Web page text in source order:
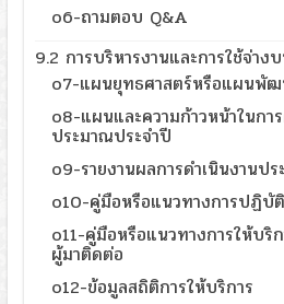
o6-ถามตอบ Q&A
9.2 การบริหารงานและการใช้จ่าง
o7-แผนยุทธศาสตร์หรือแผนพัฒ
o8-แผนและความก้าวหน้าในกา
ประมาณประจำปี
o9-รายงานผลการดำเนินงานปร
o10-คู่มือหรือแนวทางการปฏิบั
o11-คู่มือหรือแนวทางการให้บริ
ผู้มาติดต่อ
o12-ข้อมูลสถิติการให้บริการ